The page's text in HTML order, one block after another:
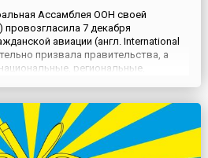
Ассамблея ООН своей
7 декабря
авиации (англ. International
призвала правительства, а
региональные,
информиро...